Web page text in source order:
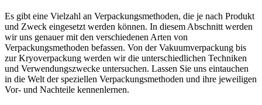
Es gibt eine Vielzahl an Verpackungsmethoden, die je nach Produkt
und Zweck eingesetzt werden können. In diesem Abschnitt werden
wir uns genauer mit den verschiedenen Arten von
Verpackungsmethoden befassen. Von der Vakuumverpackung bis
zur Kryoverpackung werden wir die unterschiedlichen Techniken
und Verwendungszwecke untersuchen. Lassen Sie uns eintauchen
in die Welt der speziellen Verpackungsmethoden und ihre jeweiligen
Vor- und Nachteile kennenlernen.